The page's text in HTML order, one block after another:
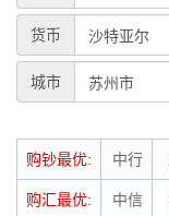
货币
城市
购钞最优: 中行
购汇最优: 中信